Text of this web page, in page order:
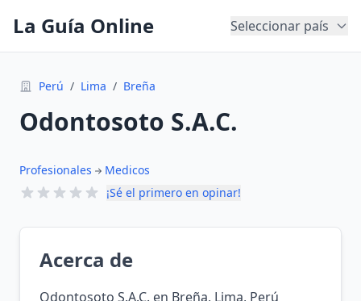
La Guía Online Seleccionar país
Perú / Lima / Breña
Odontosoto S.A.C.
Profesionales
Medicos
¡Sé el primero en opinar!
Acerca de
Odontosoto S.A.C. en Breña, Lima, Perú